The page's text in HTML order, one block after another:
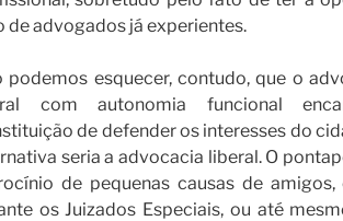
de advogados já experientes.
podemos esquecer, contudo, que o
com autonomia funcional
de defender os interesses do
seria a advocacia liberal. O
de pequenas causas de
os Juizados Especiais, ou até